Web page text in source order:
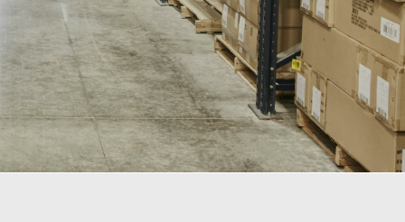
Самара, Уфа, Калининград,
Челябинск, Омск, Краснодар, Сочи,
Киров, Тюмень, Пермь, Ярославль,
Ижевск, Курган, Петрозаводск,
Вологда, Архангельск, Барнаул,
Кемерово, Томск, Иркутск,
Красногорск, Подольск, Балашиха.